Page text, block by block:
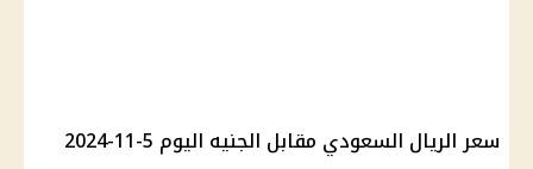
سعر الريال السعودي مقابل الجنيه اليوم 5-11-2024